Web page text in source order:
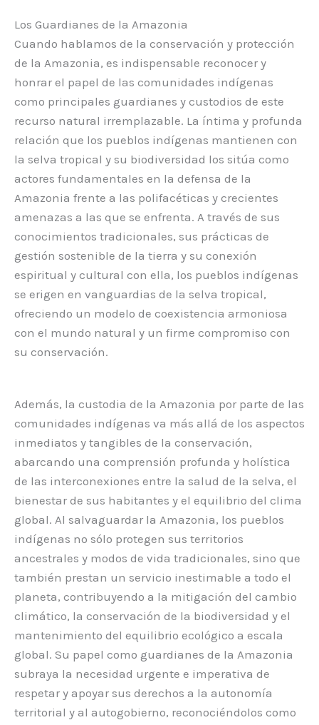
Los Guardianes de la Amazonia
Cuando hablamos de la conservación y protección
de la Amazonia, es indispensable reconocer y
honrar el papel de las comunidades indígenas
como principales guardianes y custodios de este
recurso natural irremplazable. La íntima y profunda
relación que los pueblos indígenas mantienen con
la selva tropical y su biodiversidad los sitúa como
actores fundamentales en la defensa de la
Amazonia frente a las polifacéticas y crecientes
amenazas a las que se enfrenta. A través de sus
conocimientos tradicionales, sus prácticas de
gestión sostenible de la tierra y su conexión
espiritual y cultural con ella, los pueblos indígenas
se erigen en vanguardias de la selva tropical,
ofreciendo un modelo de coexistencia armoniosa
con el mundo natural y un firme compromiso con
su conservación.
Además, la custodia de la Amazonia por parte de las
comunidades indígenas va más allá de los aspectos
inmediatos y tangibles de la conservación,
abarcando una comprensión profunda y holística
de las interconexiones entre la salud de la selva, el
bienestar de sus habitantes y el equilibrio del clima
global. Al salvaguardar la Amazonia, los pueblos
indígenas no sólo protegen sus territorios
ancestrales y modos de vida tradicionales, sino que
también prestan un servicio inestimable a todo el
planeta, contribuyendo a la mitigación del cambio
climático, la conservación de la biodiversidad y el
mantenimiento del equilibrio ecológico a escala
global. Su papel como guardianes de la Amazonia
subraya la necesidad urgente e imperativa de
respetar y apoyar sus derechos a la autonomía
territorial y al autogobierno, reconociéndolos como